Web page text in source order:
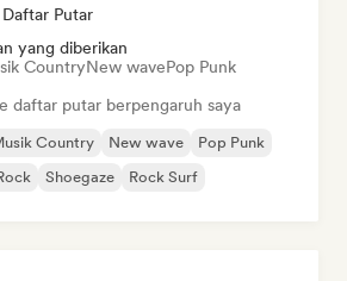
Putar
yang diberikan
CountryNew wavePop Punk
daftar putar berpengaruh saya
Country New wave
Pop Punk
Shoegaze Rock Surf